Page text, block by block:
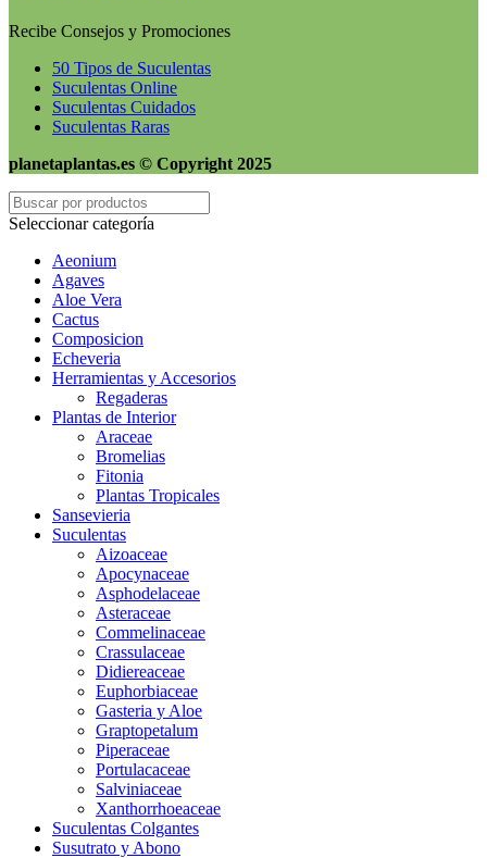
Recibe Consejos y Promociones
50 Tipos de Suculentas
Suculentas Online
Suculentas Cuidados
Suculentas Raras
planetaplantas.es © Copyright 2025
Seleccionar categoría
Aeonium
Agaves
Aloe Vera
Cactus
Composicion
Echeveria
Herramientas y Accesorios
Regaderas
Plantas de Interior
Araceae
Bromelias
Fitonia
Plantas Tropicales
Sansevieria
Suculentas
Aizoaceae
Apocynaceae
Asphodelaceae
Asteraceae
Commelinaceae
Crassulaceae
Didiereaceae
Euphorbiaceae
Gasteria y Aloe
Graptopetalum
Piperaceae
Portulacaceae
Salviniaceae
Xanthorrhoeaceae
Suculentas Colgantes
Susutrato y Abono